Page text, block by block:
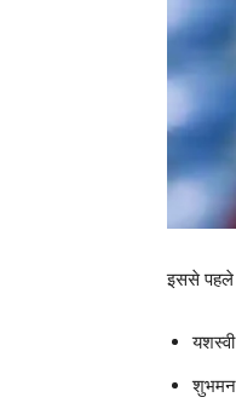
इससे पहले
शुभमन